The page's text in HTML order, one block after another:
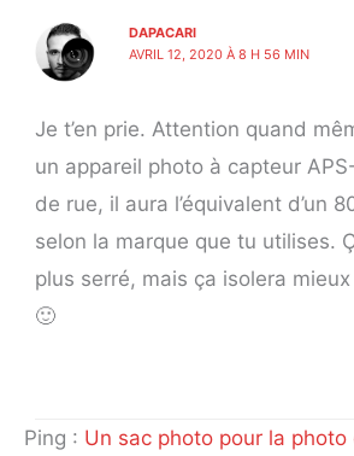
DAPACARI
AVRIL 12, 2020 À 8 H 56 MIN
Je t’en prie. Attention quand
un appareil photo à capteur
de rue, il aura l’équivalent d’un
selon la marque que tu utilises.
plus serré, mais ça isolera
🙂
Ping : Un sac photo pour la photo